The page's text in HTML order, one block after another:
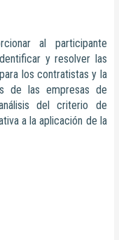
al participante
y resolver las
los contratistas y la
de las empresas de
del criterio de
a la aplicación de la